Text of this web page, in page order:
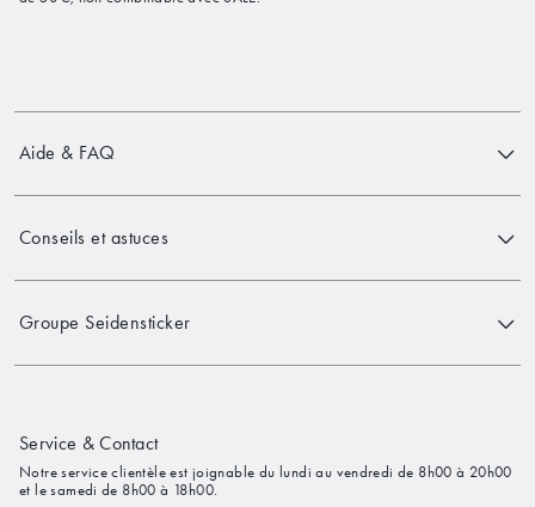
Aide & FAQ
Conseils et astuces
Groupe Seidensticker
Service & Contact
Notre service clientèle est joignable du lundi au vendredi de 8h00 à 20h00
et le samedi de 8h00 à 18h00.